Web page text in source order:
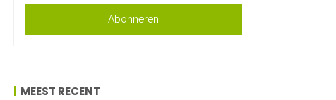
Abonneren
MEEST RECENT